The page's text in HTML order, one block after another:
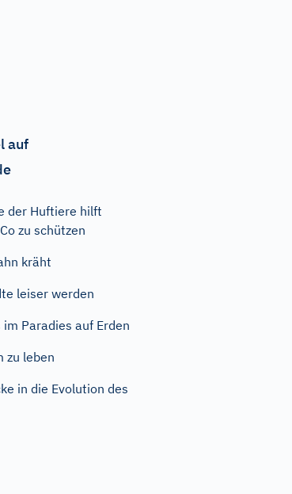
auf
der Huftiere hilft
zu schützen
kräht
leiser werden
im Paradies auf Erden
zu leben
in die Evolution des